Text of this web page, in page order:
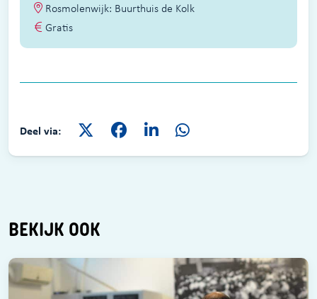
Rosmolenwijk: Buurthuis de Kolk
Gratis
Deel via:
BEKIJK OOK